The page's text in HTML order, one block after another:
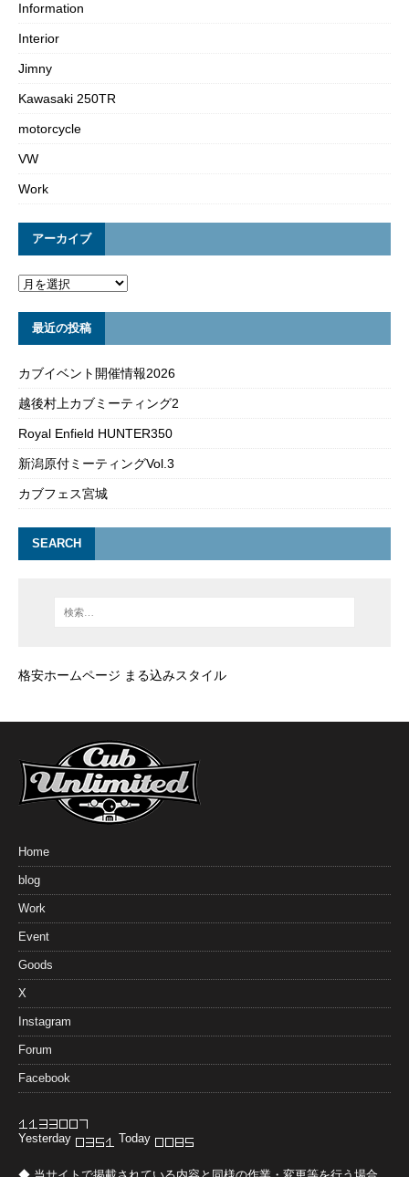
Information
Interior
Jimny
Kawasaki 250TR
motorcycle
VW
Work
アーカイブ
最近の投稿
カブイベント開催情報2026
越後村上カブミーティング2
Royal Enfield HUNTER350
新潟原付ミーティングVol.3
カブフェス宮城
SEARCH
格安ホームページ まる込みスタイル
Home
blog
Work
Event
Goods
X
Instagram
Forum
Facebook
Yesterday Today